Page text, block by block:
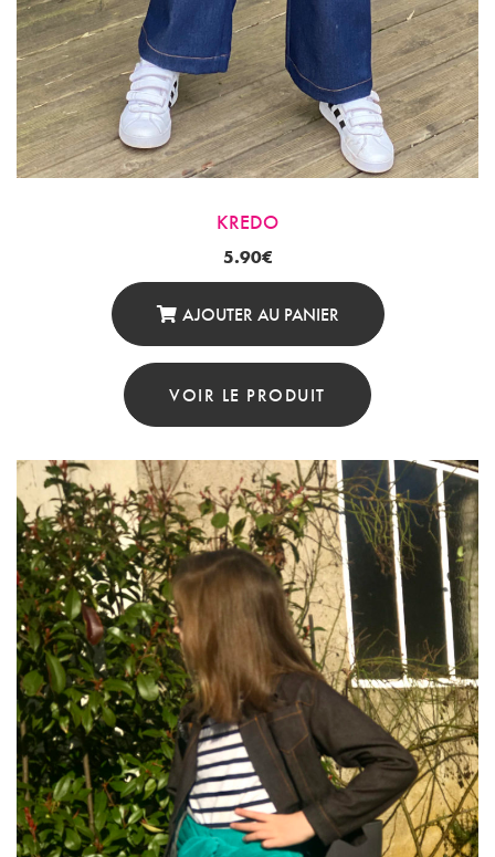
KREDO
5.90€
AJOUTER AU PANIER
VOIR LE PRODUIT